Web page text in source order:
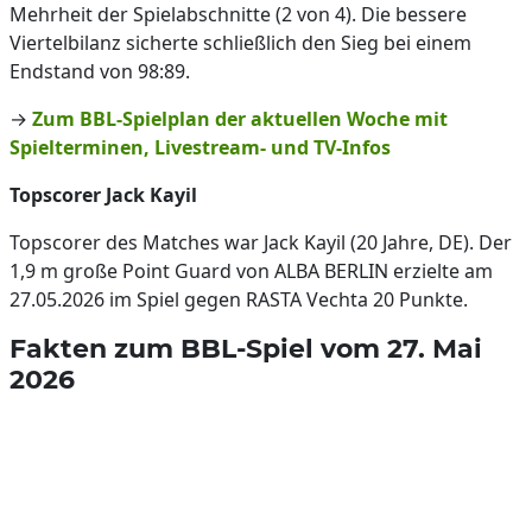
Mehrheit der Spielabschnitte (2 von 4). Die bessere
Viertelbilanz sicherte schließlich den Sieg bei einem
Endstand von 98:89.
→ Zum BBL-Spielplan der aktuellen Woche mit
Spielterminen, Livestream- und TV-Infos
Topscorer Jack Kayil
Topscorer des Matches war Jack Kayil (20 Jahre, DE). Der
1,9 m große Point Guard von ALBA BERLIN erzielte am
27.05.2026 im Spiel gegen RASTA Vechta 20 Punkte.
Fakten zum BBL-Spiel vom 27. Mai
2026